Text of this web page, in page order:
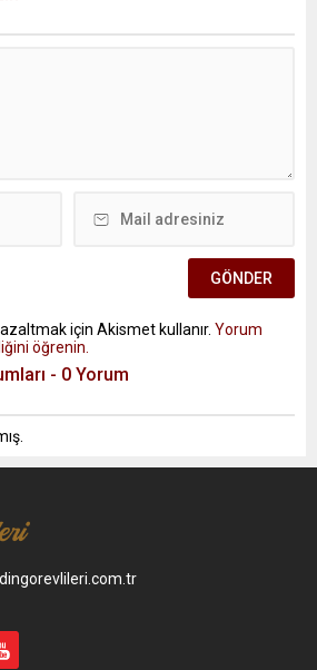
için Akismet kullanır. Yorum
öğrenin.
- 0 Yorum